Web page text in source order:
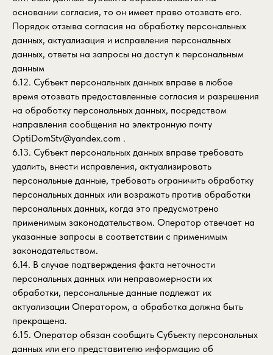
основании согласия, то он имеет право отозвать его.
Порядок отзыва согласия на обработку персональных
данных, актуализация и исправления персональных
данных, ответы на запросы на доступ к персональным
данным
6.12. Субъект персональных данных вправе в любое
время отозвать предоставленные согласия и разрешения
на обработку персональных данных, посредством
направления сообщения на электронную почту
OptiDomStv@yandex.com .
6.13. Субъект персональных данных вправе требовать
удалить, внести исправления, актуализировать
персональные данные, требовать ограничить обработку
персональных данных или возражать против обработки
персональных данных, когда это предусмотрено
применимым законодательством. Оператор отвечает на
указанные запросы в соответствии с применимым
законодательством.
6.14. В случае подтверждения факта неточности
персональных данных или неправомерности их
обработки, персональные данные подлежат их
актуализации Оператором, а обработка должна быть
прекращена.
6.15. Оператор обязан сообщить Субъекту персональных
данных или его представителю информацию об